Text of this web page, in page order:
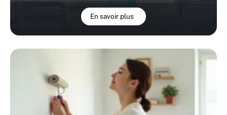
En savoir plus